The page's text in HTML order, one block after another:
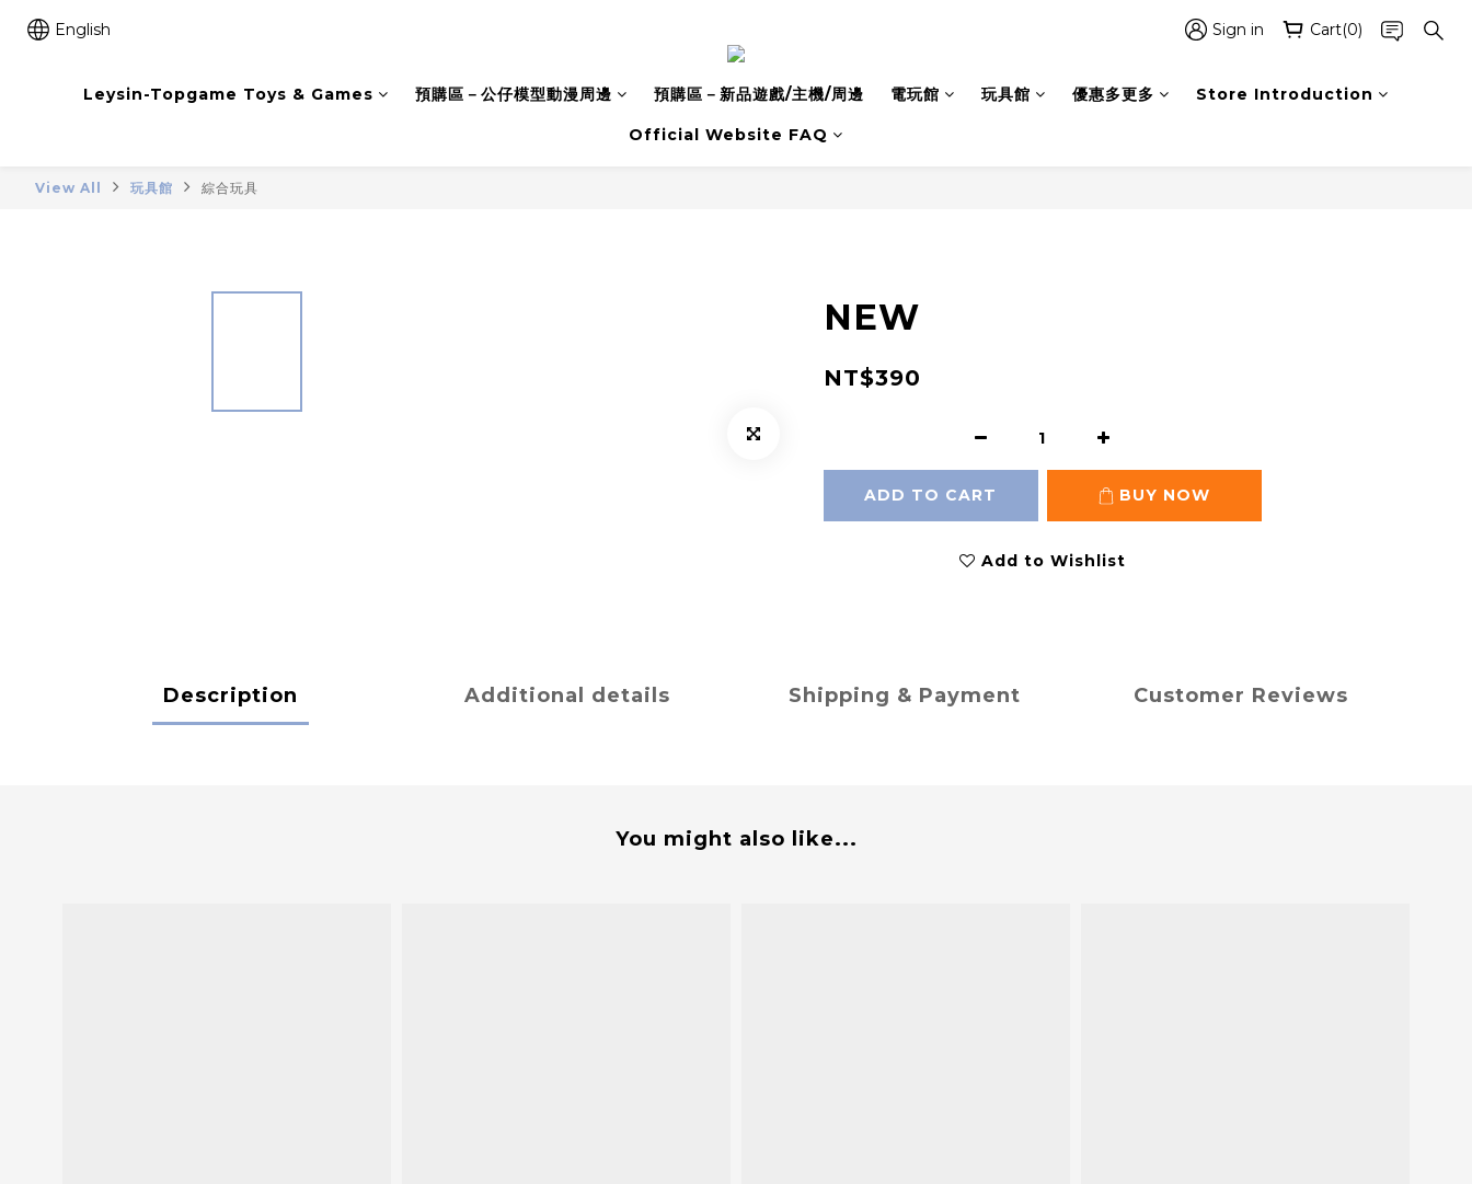
English Sign in Cart(0)
Leysin-Topgame Toys & Games 預購區－公仔模型動漫周邊 預購區－新品遊戲/主機/周邊 電玩館 玩具館 優惠多更多 Store Introduction
Official Website FAQ
View All 玩具館 綜合玩具
NEW
NT$390
ADD TO CART BUY NOW
Add to Wishlist
Description Additional details Shipping & Payment Customer Reviews
You might also like...